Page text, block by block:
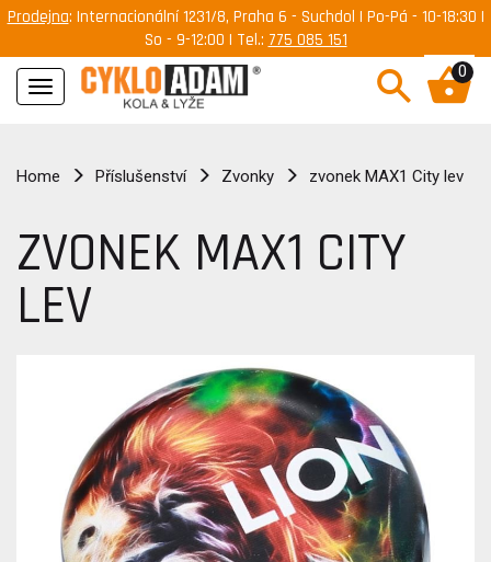
Prodejna: Internacionální 1231/8, Praha 6 - Suchdol | Po-Pá - 10-18:30 |
So - 9-12:00 | Tel.: 775 085 151
Navigace
0
Home Příslušenství Zvonky zvonek MAX1 City lev
ZVONEK MAX1 CITY
LEV